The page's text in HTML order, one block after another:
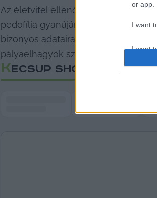
or app.
I want
I want
Az életvitel ellenőrzése a kormány
pedofília gyanújának kiszűrését
bizonyos adataira is kíváncsiak,
pályaelhagyók száma is.
KECSUP SHORTS